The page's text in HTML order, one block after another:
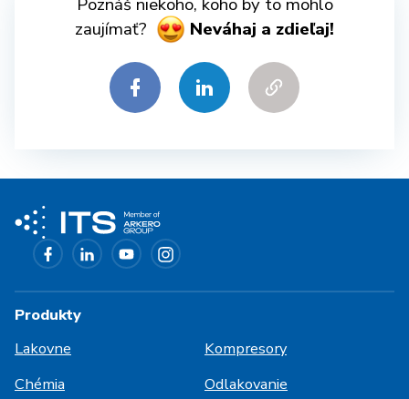
zaujímať?
Neváhaj a zdieľaj!
Produkty
Lakovne
Kompresory
Chémia
Odlakovanie